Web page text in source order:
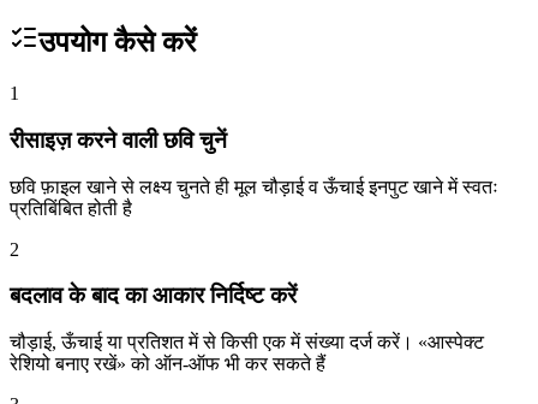
उपयोग कैसे करें
1
रीसाइज़ करने वाली छवि चुनें
छवि फ़ाइल खाने से लक्ष्य चुनते ही मूल चौड़ाई व ऊँचाई इनपुट खाने में स्वतः
प्रतिबिंबित होती है
2
बदलाव के बाद का आकार निर्दिष्ट करें
चौड़ाई, ऊँचाई या प्रतिशत में से किसी एक में संख्या दर्ज करें। «आस्पेक्ट
रेशियो बनाए रखें» को ऑन-ऑफ भी कर सकते हैं